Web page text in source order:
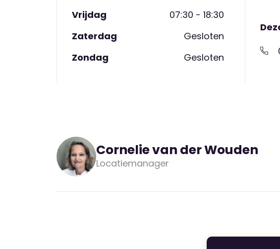
Vrijdag
07:30 - 18:30
Zaterdag
Gesloten
Zondag
Gesloten
Cornelie van der Wouden
Locatiemanager